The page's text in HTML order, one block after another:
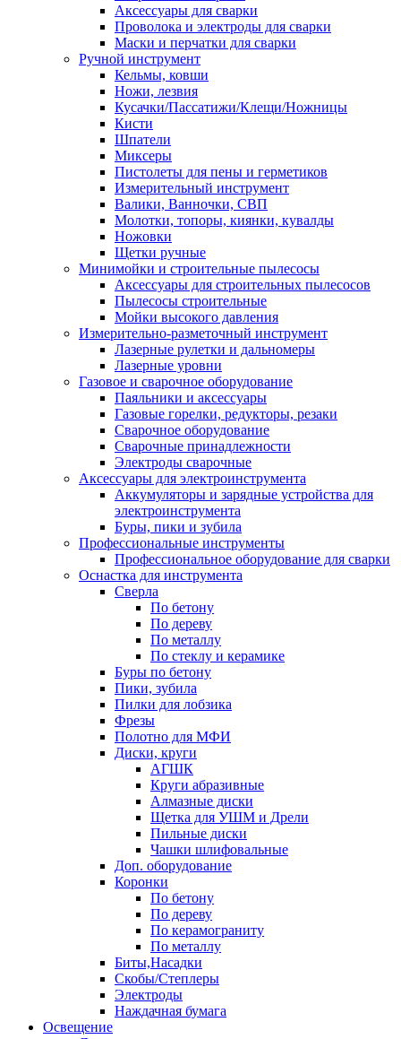
Аксессуары для сварки
Проволока и электроды для сварки
Маски и перчатки для сварки
Ручной инструмент
Кельмы, ковши
Ножи, лезвия
Кусачки/Пассатижи/Клещи/Ножницы
Кисти
Шпатели
Миксеры
Пистолеты для пены и герметиков
Измерительный инструмент
Валики, Ванночки, СВП
Молотки, топоры, киянки, кувалды
Ножовки
Щетки ручные
Минимойки и строительные пылесосы
Аксессуары для строительных пылесосов
Пылесосы строительные
Мойки высокого давления
Измерительно-разметочный инструмент
Лазерные рулетки и дальномеры
Лазерные уровни
Газовое и сварочное оборудование
Паяльники и аксессуары
Газовые горелки, редукторы, резаки
Сварочное оборудование
Сварочные принадлежности
Электроды сварочные
Аксессуары для электроинструмента
Аккумуляторы и зарядные устройства для
электроинструмента
Буры, пики и зубила
Профессиональные инструменты
Профессиональное оборудование для сварки
Оснастка для инструмента
Сверла
По бетону
По дереву
По металлу
По стеклу и керамике
Буры по бетону
Пики, зубила
Пилки для лобзика
Фрезы
Полотно для МФИ
Диски, круги
АГШК
Круги абразивные
Алмазные диски
Щетка для УШМ и Дрели
Пильные диски
Чашки шлифовальные
Доп. оборудование
Коронки
По бетону
По дереву
По керамограниту
По металлу
Биты,Насадки
Скобы/Степлеры
Электроды
Наждачная бумага
Освещение